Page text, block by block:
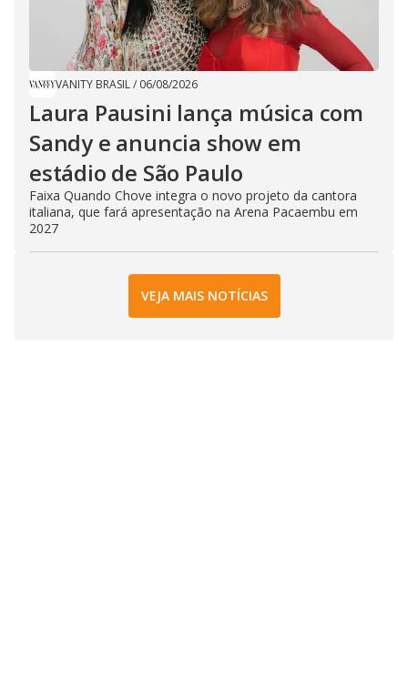
VANITY BRASIL/ 06/08/2026
Laura Pausini lança música com
Sandy e anuncia show em
estádio de São Paulo
Faixa Quando Chove integra o novo projeto da cantora
italiana, que fará apresentação na Arena Pacaembu em
2027
VEJA MAIS NOTÍCIAS